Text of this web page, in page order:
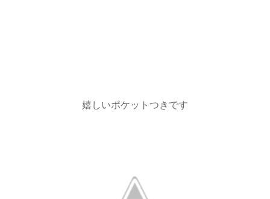
嬉しいポケットつきです